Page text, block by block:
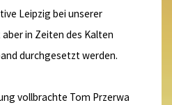
Leipzig bei unserer
in Zeiten des Kalten
durchgesetzt werden.
vollbrachte Tom Przerwa